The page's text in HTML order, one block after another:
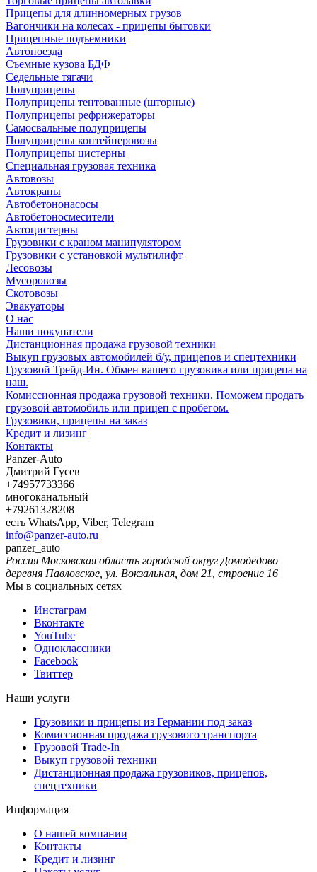
Прицепы для длинномерных грузов
Вагончики на колесах - прицепы бытовки
Прицепные подъемники
Автопоезда
Съемные кузова БДФ
Седельные тягачи
Полуприцепы
Полуприцепы тентованные (шторные)
Полуприцепы рефрижераторы
Самосвальные полуприцепы
Полуприцепы контейнеровозы
Полуприцепы цистерны
Специальная грузовая техника
Автовозы
Автокраны
Автобетононасосы
Автобетоносмесители
Автоцистерны
Грузовики с краном манипулятором
Грузовики с установкой мультилифт
Лесовозы
Мусоровозы
Скотовозы
Эвакуаторы
О нас
Наши покупатели
Дистанционная продажа грузовой техники
Выкуп грузовых автомобилей б/у, прицепов и спецтехники
Грузовой Трейд-Ин. Обмен вашего грузовика или прицепа на
наш.
Комиссионная продажа грузовой техники. Поможем продать
грузовой автомобиль или прицеп с пробегом.
Грузовики, прицепы на заказ
Кредит и лизинг
Контакты
Panzer-Auto
Дмитрий Гусев
+74957733366
многоканальный
+79261328208
есть WhatsApp, Viber, Telegram
info@panzer-auto.ru
panzer_auto
Россия Московская область городской округ Домодедово
деревня Павловское, ул. Вокзальная, дом 21, строение 16
Мы в социальных сетях
Инстаграм
Вконтакте
YouTube
Одноклассники
Facebook
Твиттер
Наши услуги
Грузовики и прицепы из Германии под заказ
Комиссионная продажа грузового транспорта
Грузовой Trade-In
Выкуп грузовой техники
Дистанционная продажа грузовиков, прицепов,
спецтехники
Информация
О нашей компании
Контакты
Кредит и лизинг